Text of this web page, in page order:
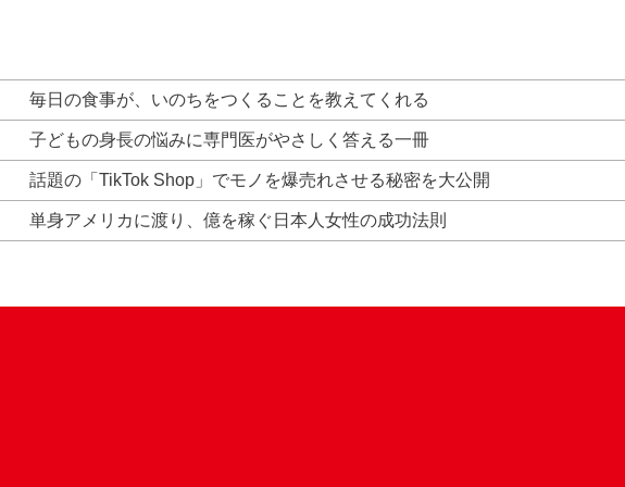
毎日の食事が、いのちをつくることを教えてくれる
子どもの身長の悩みに専門医がやさしく答える一冊
話題の「TikTok Shop」でモノを爆売れさせる秘密を大公開
単身アメリカに渡り、億を稼ぐ日本人女性の成功法則